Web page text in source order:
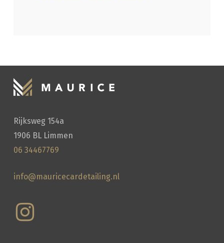
Rijksweg 154a
1906 BL Limmen
06 34467769
info@mauricecardetailing.nl